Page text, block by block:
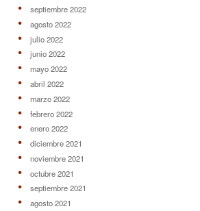
septiembre 2022
agosto 2022
julio 2022
junio 2022
mayo 2022
abril 2022
marzo 2022
febrero 2022
enero 2022
diciembre 2021
noviembre 2021
octubre 2021
septiembre 2021
agosto 2021